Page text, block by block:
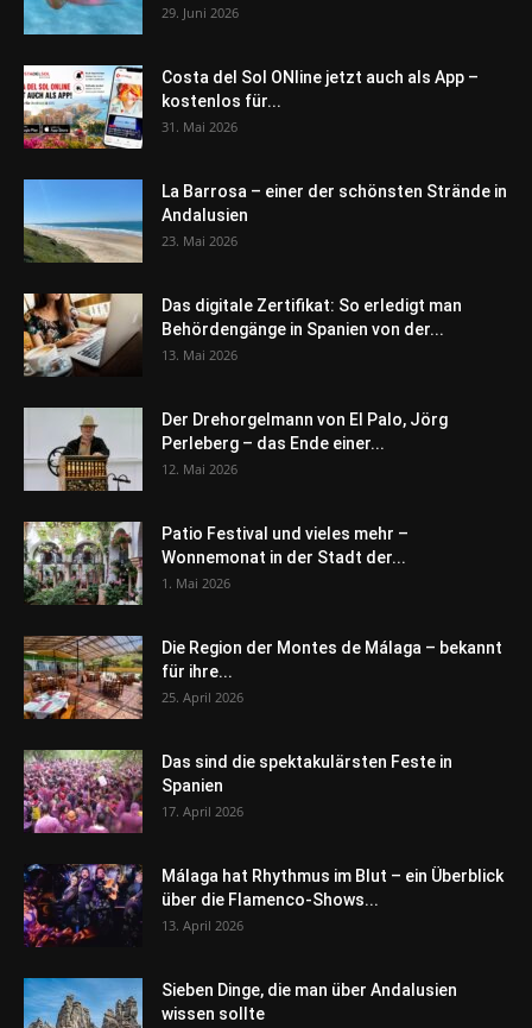
29. Juni 2026
Costa del Sol ONline jetzt auch als App –
kostenlos für...
31. Mai 2026
La Barrosa – einer der schönsten Strände in
Andalusien
23. Mai 2026
Das digitale Zertifikat: So erledigt man
Behördengänge in Spanien von der...
13. Mai 2026
Der Drehorgelmann von El Palo, Jörg
Perleberg – das Ende einer...
12. Mai 2026
Patio Festival und vieles mehr –
Wonnemonat in der Stadt der...
1. Mai 2026
Die Region der Montes de Málaga – bekannt
für ihre...
25. April 2026
Das sind die spektakulärsten Feste in
Spanien
17. April 2026
Málaga hat Rhythmus im Blut – ein Überblick
über die Flamenco-Shows...
13. April 2026
Sieben Dinge, die man über Andalusien
wissen sollte